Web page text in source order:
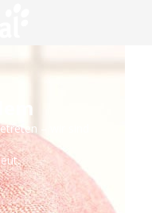
– wir sind